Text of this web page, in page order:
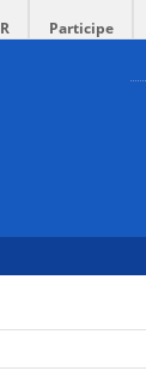
Participe